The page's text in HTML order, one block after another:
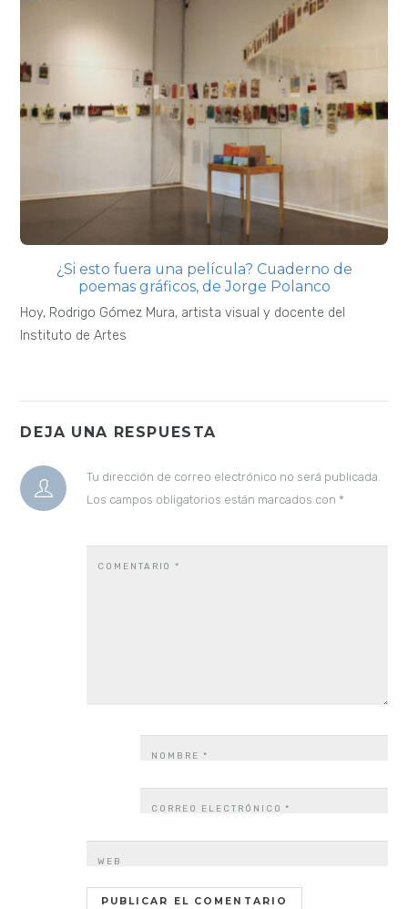
¿Si esto fuera una película? Cuaderno de
poemas gráficos, de Jorge Polanco
Hoy, Rodrigo Gómez Mura, artista visual y docente del
Instituto de Artes
DEJA UNA RESPUESTA
Tu dirección de correo electrónico no será publicada.
Los campos obligatorios están marcados con *
COMENTARIO*
NOMBRE*
CORREO ELECTRÓNICO*
WEB